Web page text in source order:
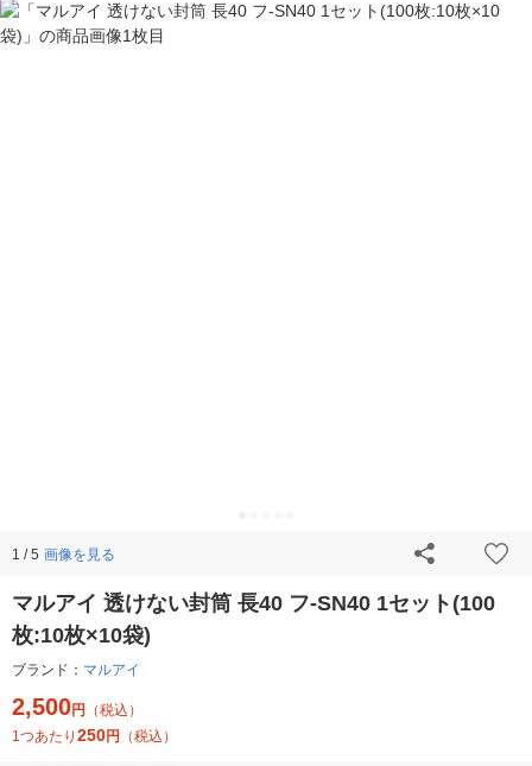
1 / 5 画像を見る
マルアイ 透けない封筒 長40 フ-SN40 1セット(100
枚:10枚×10袋)
ブランド： マルアイ
2,500円
（税込）
1つあたり 250円 （税込）